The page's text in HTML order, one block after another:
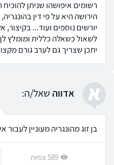
רשומים איפושהו שניתן
הירושה היא על פי דין
יורשים נוספים ועוד...
לשאול כשאלה כללית ומומלץ
יתכן שצריך גם לערב גורם
א אדווה שאל/ה:
בן זוג מהונגריה מעוניין
589 צפיות